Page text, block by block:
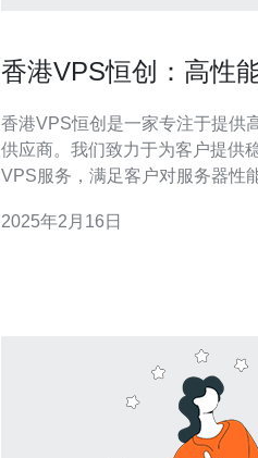
香港VPS恒创：高性
香港VPS恒创是一家专注于提供
供应商。我们致力于为客户提供
VPS服务，满足客户对服务器性能
越的性能和稳定性。我们配备高
2025年2月16日